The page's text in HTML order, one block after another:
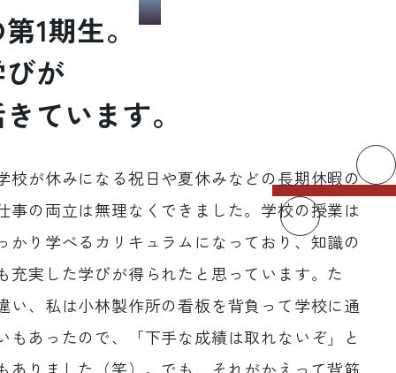
1期生。
が
ています。
校が休みになる祝日や夏休みなどの長期休暇の
事の両立は無理なくできました。学校の授業は
かり学べるカリキュラムになっており、知識の
充実した学びが得られたと思っています。た
い、私は小林製作所の看板を背負って学校に通
もあったので、「下手な成績は取れないぞ」と